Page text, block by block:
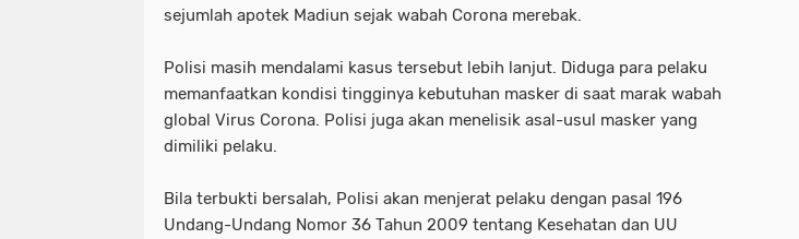
sejumlah apotek Madiun sejak wabah Corona merebak.
Polisi masih mendalami kasus tersebut lebih lanjut. Diduga para pelaku
memanfaatkan kondisi tingginya kebutuhan masker di saat marak wabah
global Virus Corona. Polisi juga akan menelisik asal-usul masker yang
dimiliki pelaku.
Bila terbukti bersalah, Polisi akan menjerat pelaku dengan pasal 196
Undang-Undang Nomor 36 Tahun 2009 tentang Kesehatan dan UU